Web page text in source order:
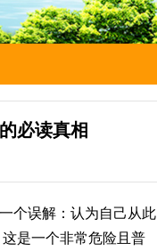
必读真相
个误解：认为自己从此
是一个非常危险且普